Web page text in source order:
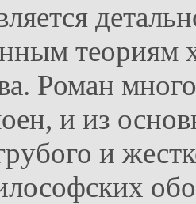
теориям
Роман
и из
и